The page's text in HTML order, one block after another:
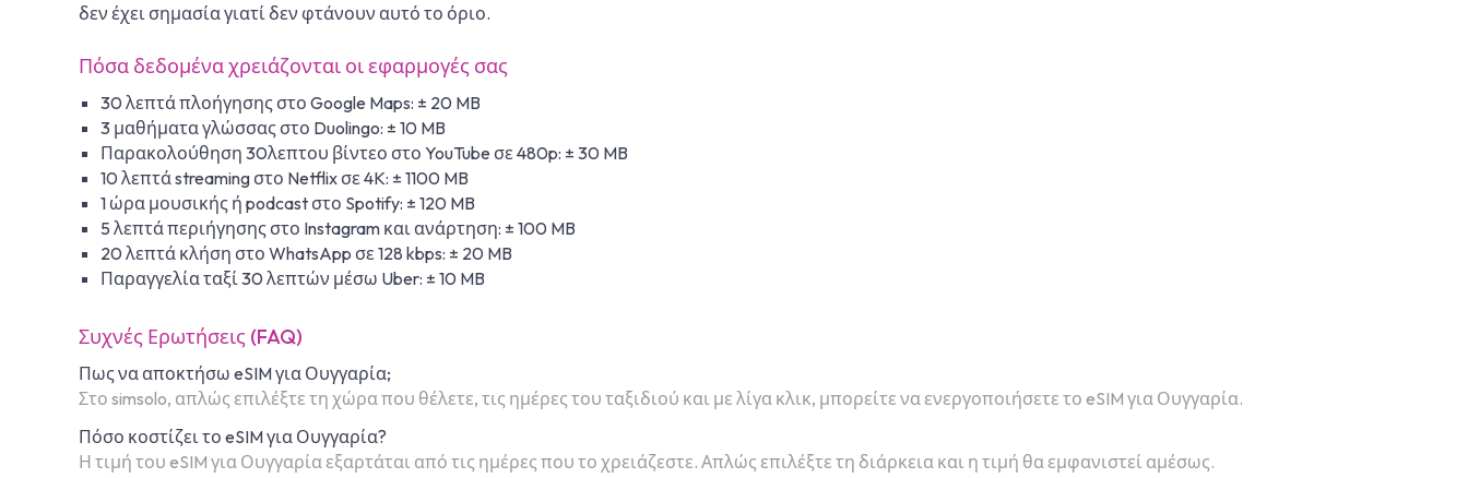
δεν έχει σημασία γιατί δεν φτάνουν αυτό το όριο.
Πόσα δεδομένα χρειάζονται οι εφαρμογές σας
30 λεπτά πλοήγησης στο Google Maps: ± 20 MB
3 μαθήματα γλώσσας στο Duolingo: ± 10 MB
Παρακολούθηση 30λεπτου βίντεο στο YouTube σε 480p: ± 30 MB
10 λεπτά streaming στο Netflix σε 4K: ± 1100 MB
1 ώρα μουσικής ή podcast στο Spotify: ± 120 MB
5 λεπτά περιήγησης στο Instagram και ανάρτηση: ± 100 MB
20 λεπτά κλήση στο WhatsApp σε 128 kbps: ± 20 MB
Παραγγελία ταξί 30 λεπτών μέσω Uber: ± 10 MB
Συχνές Ερωτήσεις (FAQ)
Πως να αποκτήσω eSIM για Ουγγαρία;
Στο simsolo, απλώς επιλέξτε τη χώρα που θέλετε, τις ημέρες του ταξιδιού και με λίγα κλικ, μπορείτε να ενεργοποιήσετε το eSIM για Ουγγαρία.
Πόσο κοστίζει το eSIM για Ουγγαρία?
Η τιμή του eSIM για Ουγγαρία εξαρτάται από τις ημέρες που το χρειάζεστε. Απλώς επιλέξτε τη διάρκεια και η τιμή θα εμφανιστεί αμέσως.